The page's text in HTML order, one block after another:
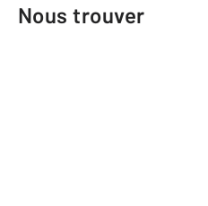
Nous trouver